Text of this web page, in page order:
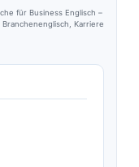
für Business Englisch –
Karriere